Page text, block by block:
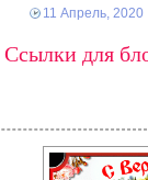
11 Апрель, 2020
Ссылки для